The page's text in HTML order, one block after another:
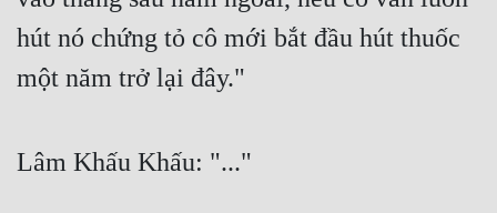
hút nó chứng tỏ cô mới bắt đầu hút thuốc
một năm trở lại đây."
Lâm Khấu Khấu: "..."